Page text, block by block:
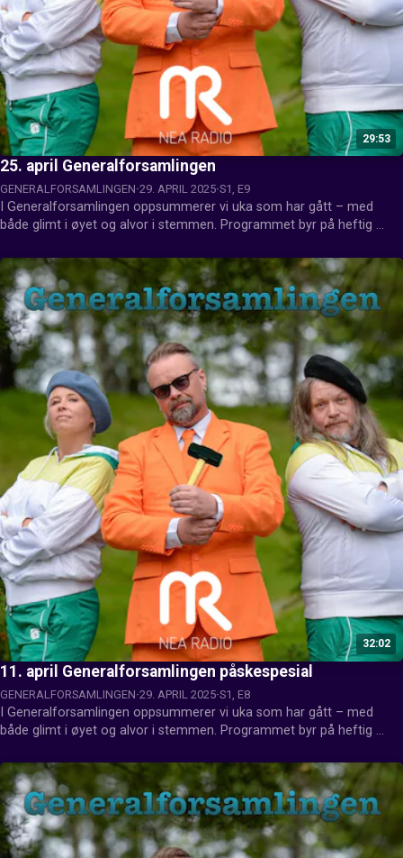
29:53
25. april Generalforsamlingen
GENERALFORSAMLINGEN 29. APRIL 2025 S1, E9
I Generalforsamlingen oppsummerer vi uka som har gått – med
både glimt i øyet og alvor i stemmen. Programmet byr på heftig
diskusjon med humor, engasjement og skråblikk. Denne gangen har
Tommy Reinås i Venstre gått inn som vara for Baard Danielsen.
32:02
11. april Generalforsamlingen påskespesial
GENERALFORSAMLINGEN 29. APRIL 2025 S1, E8
I Generalforsamlingen oppsummerer vi uka som har gått – med
både glimt i øyet og alvor i stemmen. Programmet byr på heftig
diskusjon med humor, engasjement og skråblikk. Denne gangen har
Hroar Wold Nordhaug gått inn som vara for Karin Jegtvik.